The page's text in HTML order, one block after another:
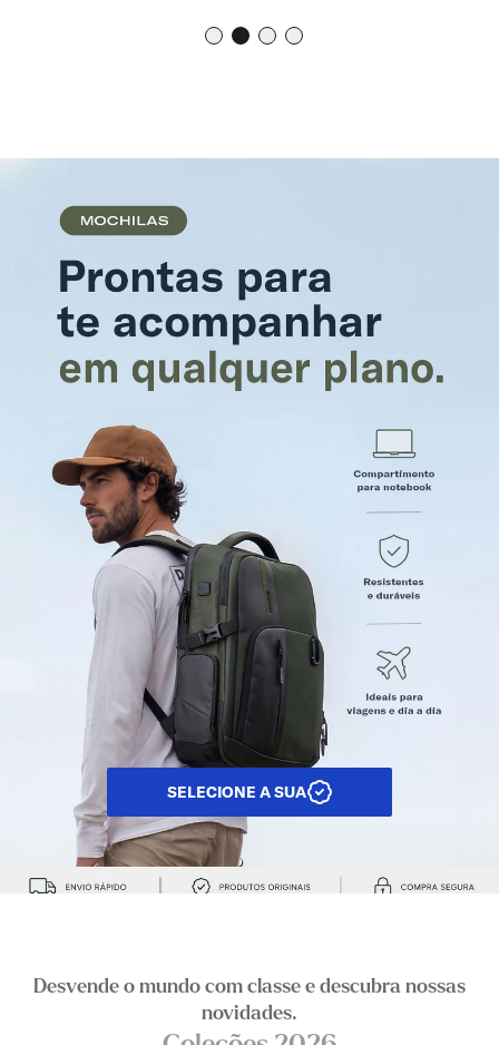
SELECIONE A SUA
Desvende o mundo com classe e descubra nossas
novidades.​